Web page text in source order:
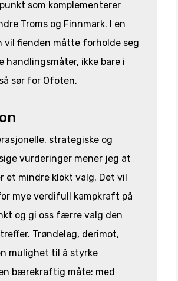
som komplementerer
Troms og Finnmark. I en
vil fienden måtte forholde seg
handlingsmåter, ikke bare i
sør for Ofoten.
strategiske og
vurderinger mener jeg at
et mindre klokt valg. Det vil
mye verdifull kampkraft på
og gi oss færre valg den
Trøndelag, derimot,
mulighet til å styrke
bærekraftig måte: med